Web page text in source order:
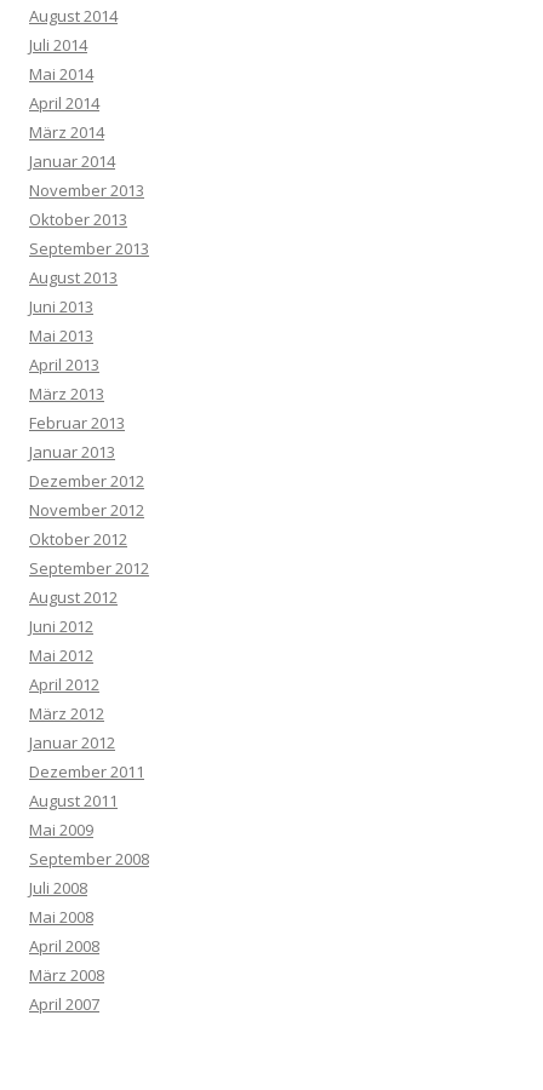
August 2014
Juli 2014
Mai 2014
April 2014
März 2014
Januar 2014
November 2013
Oktober 2013
September 2013
August 2013
Juni 2013
Mai 2013
April 2013
März 2013
Februar 2013
Januar 2013
Dezember 2012
November 2012
Oktober 2012
September 2012
August 2012
Juni 2012
Mai 2012
April 2012
März 2012
Januar 2012
Dezember 2011
August 2011
Mai 2009
September 2008
Juli 2008
Mai 2008
April 2008
März 2008
April 2007